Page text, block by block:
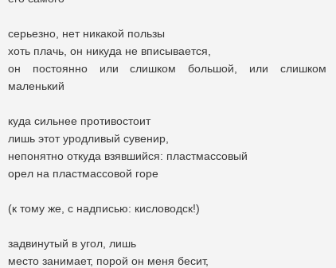
серьезно, нет никакой пользы
хоть плачь, он никуда не вписывается,
он постоянно или слишком большой, или слишком
маленький
куда сильнее противостоит
лишь этот уродливый сувенир,
непонятно откуда взявшийся: пластмассовый
орел на пластмассовой горе
(к тому же, с надписью: кисловодск!)
задвинутый в угол, лишь
место занимает, порой он меня бесит,